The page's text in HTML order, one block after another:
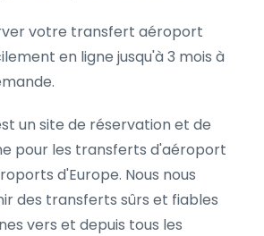
votre transfert aéroport
en ligne jusqu'à 3 mois à
un site de réservation et de
pour les transferts d'aéroport
d'Europe. Nous nous
des transferts sûrs et fiables
vers et depuis tous les